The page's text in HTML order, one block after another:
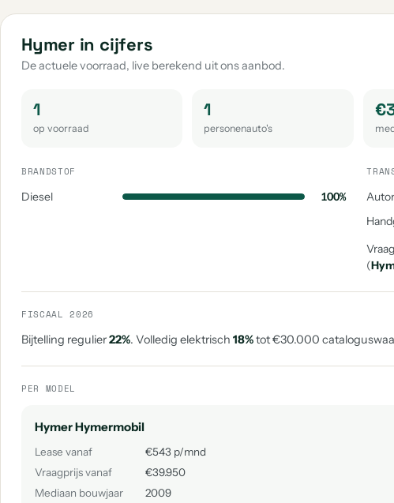
Hymer in cijfers
De actuele voorraad, live berekend uit ons aanbod.
1
op voorraad
1
personenauto's
BRANDSTOF
Diesel 100%
(
FISCAAL 2026
Bijtelling regulier22%. Volledig elektrisch 18%tot €30.000
PER MODEL
Hymer Hymermobil
Lease vanaf
€543 p/mnd
Vraagprijs vanaf
€39.950
Mediaan bouwjaar
2009